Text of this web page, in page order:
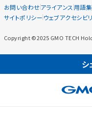
お問い合わせアライアンス 用語集
サイトポリシー ウェブアクセシビ
Copyright ©2025 GMO TECH
シ